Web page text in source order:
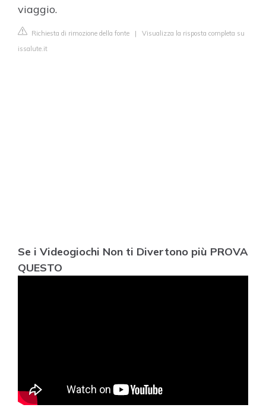
viaggio.
Richiesta di rimozione della fonte | Visualizza la risposta completa su
issalute.it
Se i Videogiochi Non ti Divertono più PROVA
QUESTO